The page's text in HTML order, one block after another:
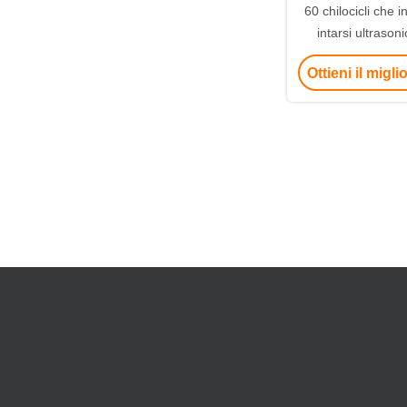
60 chilocicli che
intarsi
bobina per il
collegamento di
Ottieni il